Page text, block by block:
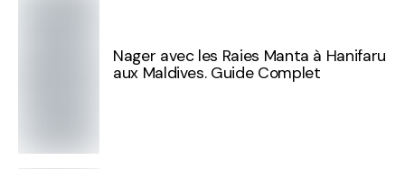
Nager avec les Raies Manta à Hanifaru
aux Maldives. Guide Complet